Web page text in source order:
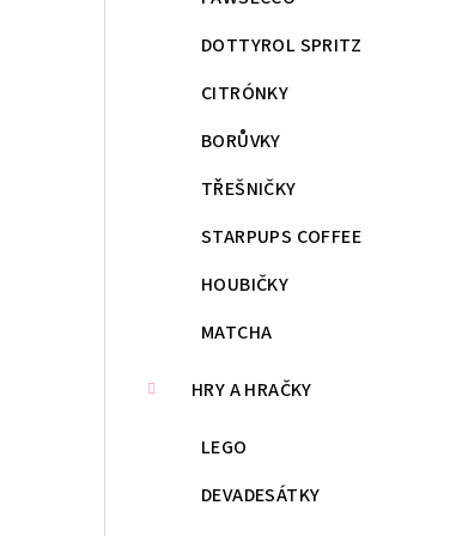
DOTTYROL SPRITZ
CITRÓNKY
BORŮVKY
TŘEŠNIČKY
STARPUPS COFFEE
HOUBIČKY
MATCHA
HRY A HRAČKY
LEGO
DEVADESÁTKY